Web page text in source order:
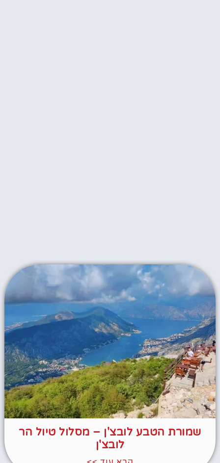
שמורת הטבע לובצ'ן – מסלול טיול הר
לובצ'ן